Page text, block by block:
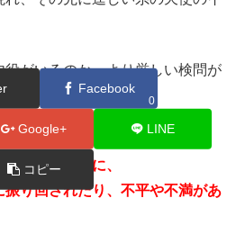
がいるのか、より厳しい検問が
しているのに、
り回されたり、不平や不満があ
Facebook
0
Google+ LINE
コピー